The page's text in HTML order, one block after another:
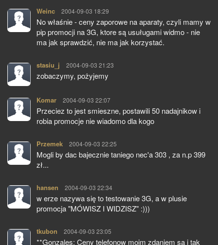
Weinc pisze:
2004-09-03 18:29
No właśnie - ceny zaporowe na aparaty, czyli mamy w
pip promocji na 3G, ktore są usuługami widmo - nie
ma jak sprawdzić, nie ma jak korzystać.
stasiu_j pisze:
2004-09-03 21:23
zobaczymy, pożyjemy
Komar pisze:
2004-09-03 22:07
Przeciez to jest smieszne, postawili 50 nadajnikow i
robia promocje nie wiadomo dla kogo
Przemek pisze:
2004-09-03 22:25
Mogli by dac bajecznie taniego nec'a 303 , za n.p 399
zł...
hansen pisze:
2004-09-03 22:34
w erze nazywa się to testowanie 3G, a w plusie
promocja "MÓWISZ I WIDZISZ" :)))
tkubon pisze:
2004-09-03 23:05
**Gonzales: Ceny telefonow moim zdaniem sa i tak